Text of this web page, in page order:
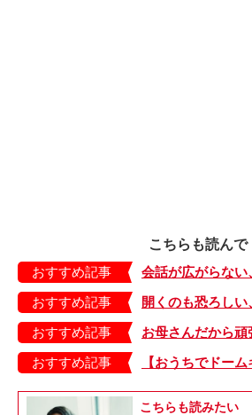
こちらも読んで
おすすめ記事
おすすめ記事
おすすめ記事
おすすめ記事
こちらも読みたい